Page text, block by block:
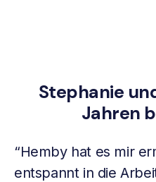
Stephanie
Jahren
“Hemby hat es mir
entspannt in die